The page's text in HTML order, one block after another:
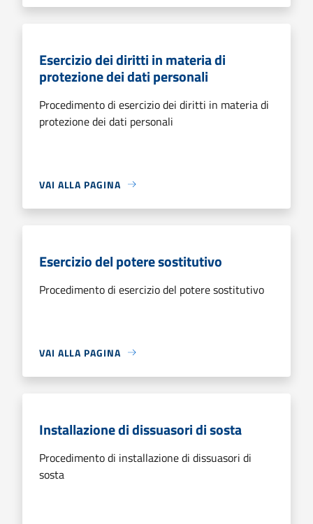
Esercizio dei diritti in materia di
protezione dei dati personali
Procedimento di esercizio dei diritti in materia di
protezione dei dati personali
VAI ALLA PAGINA
Esercizio del potere sostitutivo
Procedimento di esercizio del potere sostitutivo
VAI ALLA PAGINA
Installazione di dissuasori di sosta
Procedimento di installazione di dissuasori di
sosta